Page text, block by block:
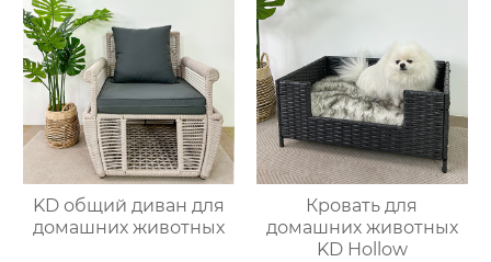
KD общий диван для
домашних животных
Кровать для
домашних животных
KD Hollow